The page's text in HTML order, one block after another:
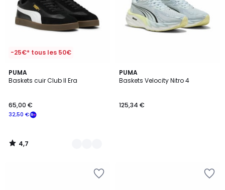
-25€* tous les 50€
PUMA
Baskets cuir Club II Era
32,50 €
65,00 €
4,7
/ 5
2
Couleurs
4,7
/
PUMA
Baskets Velocity Nitro 4
125,34 €